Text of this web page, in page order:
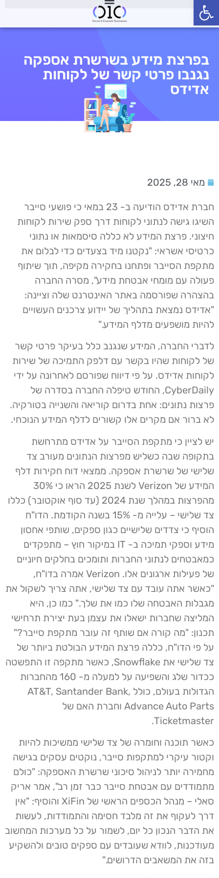
פתח סרגל נגישות
בפרצת מידע בשרשרת אספקה
נגנבו פרטי קשר של לקוחות
אדידס
מאי 28, 2025
חברת אדידס הודיעה ב- 23 במאי כי פושעי סייבר
השיגו גישה לנתוני לקוחות דרך ספק שירות לקוחות
חיצוני. פרצת המידע לא כללה סיסמאות או נתוני
כרטיסי אשראי: "נקטנו מיד בצעדים כדי לבלום את
מתקפת הסייבר ופתחנו בחקירה מקיפה, תוך שיתוף
פעולה עם מומחי אבטחת מידע", מסרה החברה
בהצהרה שפורסמה באתר האינטרנט שלה וציינה:
"אדידס נמצאת בתהליך של יידוע צרכנים העשויים
להיות מושפעים מדלף המידע."
לדברי החברה, המידע שנגנב כלל בעיקר פרטי קשר
של לקוחות שהיו בקשר עם דלפק התמיכה של שירות
לקוחות אדידס. על פי דיווח שפורסם לאחרונה על ידי
CyberDaily, החודש טיפלה החברה בסדרה של
פרצות נתונים: אחת בדרום קוריאה והשנייה בטורקיה.
לא ברור אם מקרים אלו קשורים לדלף המידע הנוכחי.
יש לציין כי מתקפת הסייבר על אדידס מתרחשת
בתקופה שבה כשליש מפרצות הנתונים מעורב צד
שלישי של שרשרת אספקה. ממצאי דוח חקירות דלף
המידע של Verizon לשנת 2025 הראו כי 30%
מהפרצות במהלך שנת 2024 (עד סוף אוקטובר) כללו
צד שלישי – עלייה מ- 15% בשנה הקודמת. הדו"ח
הוסיף כי צדדים שלישיים כגון ספקים, שותפי אחסון
מידע וספקי תמיכה ב- IT במיקור חוץ – מתפקדים
כמאבטחים לנתוני החברות ותומכים בחלקים חיוניים
של פעילות ארגונים אלו. Verizon אמרה בדו"ח,
"כאשר אתה עובד עם צד שלישי, אתה צריך לשקול את
מגבלות האבטחה שלו כמו את שלך." כמו כן, היא
המליצה שחברות ישאלו את עצמן בעת ​​יצירת תרחישי
תכנון: "מה קורה אם שותף זה עובר מתקפת סייבר?"
על פי הדו"ח, כללה פרצת המידע הבולטת ביותר של
צד שלישי את Snowflake, כאשר מתקפה זו התפשטה
ככדור שלג והשפיעה על למעלה מ- 160 מהחברות
הגדולות בעולם, כולל AT&T, Santander Bank,
Advance Auto Parts וחברת האם של
Ticketmaster.
כאשר תוכנה וחומרה של צד שלישי ממשיכות להיות
וקטור עיקרי למתקפות סייבר, נוקטים עסקים בגישה
מחמירה יותר לניהול סיכוני שרשרת האספקה: "כולם
מתמודדים עם אבטחת סייבר כבר זמן רב", אמר אריק
סאלי – מנהל הכספים הראשי של XiFin והוסיף: "אין
דרך לעקוף את זה מלבד חסימה והתמודדות, לעשות
את הדבר הנכון כל יום, לשמור על כל מערכות המחשוב
מעודכנות, לוודא שעובדים עם ספקים טובים ולהשקיע
בזה את המשאבים הדרושים."